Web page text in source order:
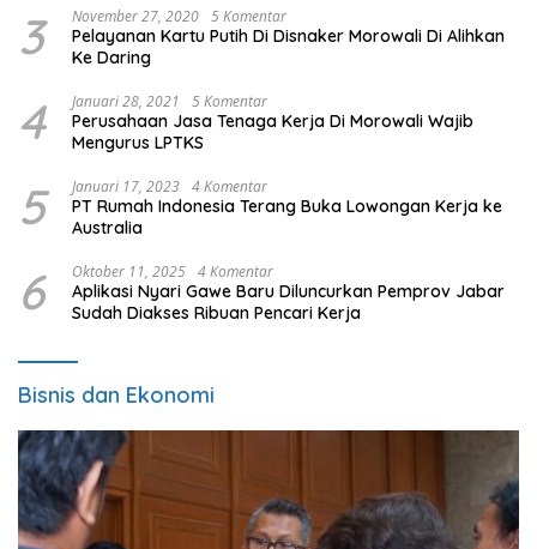
3 November 27, 2020 5 Komentar
Pelayanan Kartu Putih Di Disnaker Morowali Di Alihkan
Ke Daring
4 Januari 28, 2021 5 Komentar
Perusahaan Jasa Tenaga Kerja Di Morowali Wajib
Mengurus LPTKS
5 Januari 17, 2023 4 Komentar
PT Rumah Indonesia Terang Buka Lowongan Kerja ke
Australia
6 Oktober 11, 2025 4 Komentar
Aplikasi Nyari Gawe Baru Diluncurkan Pemprov Jabar
Sudah Diakses Ribuan Pencari Kerja
Bisnis dan Ekonomi